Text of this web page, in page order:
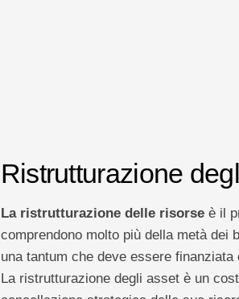
Ristrutturazione
La ristrutturazione delle risorseè il
comprendono molto più della metà dei
una tantum che deve essere
La ristrutturazione degli asset è un